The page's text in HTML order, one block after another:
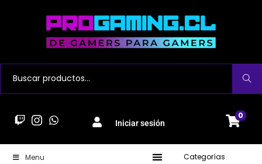
Buscar
Iniciar sesión
0
Menu Categorías